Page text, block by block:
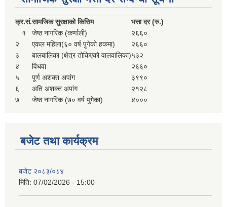
क्र.सं.सामजिक सुरक्षाको किसिम
भत्ता दर (रु.)
१
जेष्ठ नागरिक (कर्णाली)
२६६०
२
एकल महिला(६० वर्ष पुगेको हकमा)
२६६०
३
बालबालिका (क्षेत्र तोकिएको वालवालिका)५३२
४
विधवा
२६६०
५
पूर्ण अशक्त अपांग
३९९०
६
अति अशक्त अपांग
२१२८
७
जेष्ठ नागरिक (७० वर्ष पुगेका) ४०००
बजेट तथा कार्यक्रम
बजेट २०८३/०८४
मिति: 07/02/2026 - 15:00